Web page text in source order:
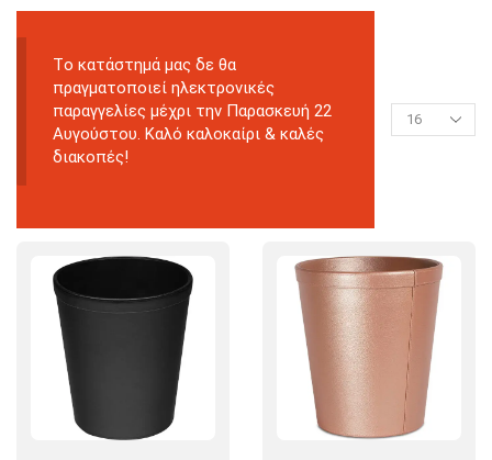
Tο κατάστημά μας δε θα
πραγματοποιεί ηλεκτρονικές
παραγγελίες μέχρι την Παρασκευή 22
Αυγούστου. Καλό καλοκαίρι & καλές
διακοπές!